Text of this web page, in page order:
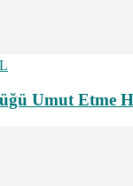
Umut Etme